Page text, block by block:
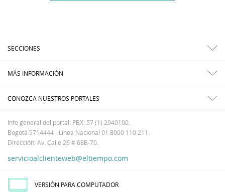
SECCIONES
MÁS INFORMACIÓN
CONOZCA NUESTROS PORTALES
Info general del portal: PBX: 57 (1) 2940100.
Bogotá 5714444 - Línea Nacional 01 8000 110 211.
Dirección: Av. Calle 26 # 68B-70.
servicioalclienteweb@eltiempo.com
VERSIÓN PARA COMPUTADOR